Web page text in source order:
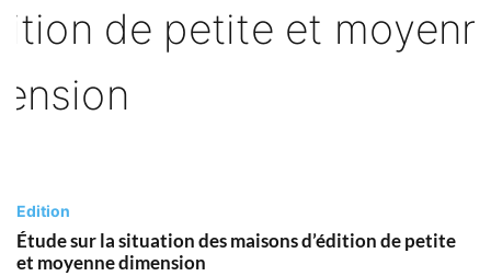
Edition
Étude sur la situation des maisons d’édition de petite
et moyenne dimension